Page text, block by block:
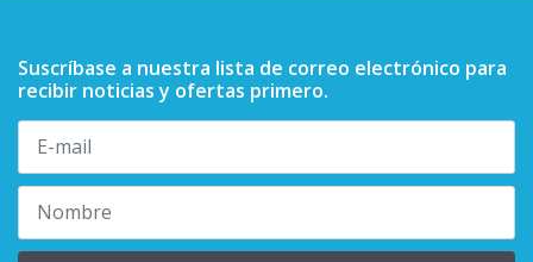
Suscríbase a nuestra lista de correo electrónico para
recibir noticias y ofertas primero.